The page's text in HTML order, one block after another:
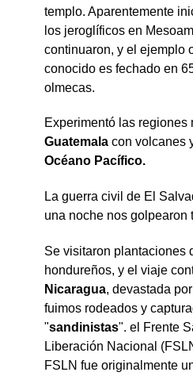
templo. Aparentemente
los jeroglíficos en
continuaron, y el ejemplo
conocido es fechado en
olmecas.
Experimentó las regiones
Guatemala con volcanes
Océano Pacífico.
La guerra civil de El
una noche nos golpearon
Se visitaron plantaciones
hondureños, y el viaje
Nicaragua, devastada
fuimos rodeados y
"sandinistas". el Frente
Liberación Nacional
FSLN fue originalmente